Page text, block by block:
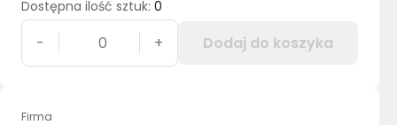
Dostępna ilość sztuk: 0
- + Dodaj do koszyka
Firma